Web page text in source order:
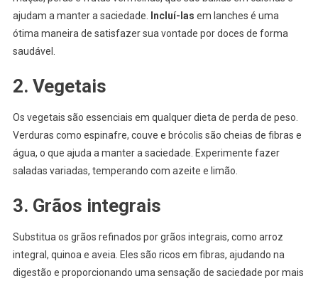
ajudam a manter a saciedade.
Incluí-las em lanches é uma
ótima maneira de satisfazer sua vontade por doces de forma
saudável.
2. Vegetais
Os vegetais são essenciais em qualquer dieta de perda de peso.
Verduras como espinafre, couve e brócolis são cheias de fibras e
água, o que ajuda a manter a saciedade. Experimente fazer
saladas variadas, temperando com azeite e limão.
3. Grãos integrais
Substitua os grãos refinados por grãos integrais, como arroz
integral, quinoa e aveia. Eles são ricos em fibras, ajudando na
digestão e proporcionando uma sensação de saciedade por mais